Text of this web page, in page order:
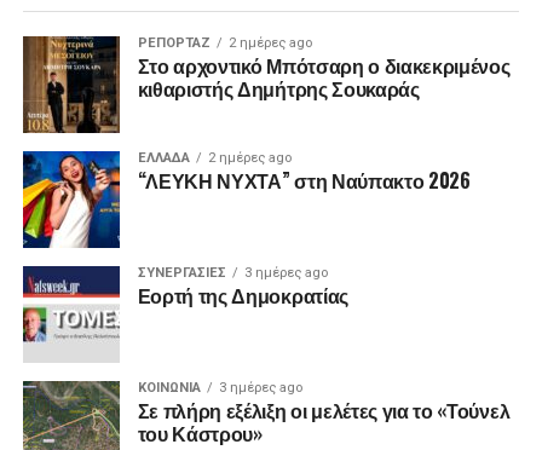
ΡΕΠΟΡΤΑΖ 2 ημέρες ago
Στο αρχοντικό Μπότσαρη ο διακεκριμένος
κιθαριστής Δημήτρης Σουκαράς
ΕΛΛΑΔΑ 2 ημέρες ago
“ΛΕΥΚΗ ΝΥΧΤΑ” στη Ναύπακτο 2026
ΣΥΝΕΡΓΑΣΙΕΣ 3 ημέρες ago
Εορτή της Δημοκρατίας
ΚΟΙΝΩΝΙΑ 3 ημέρες ago
Σε πλήρη εξέλιξη οι μελέτες για το «Τούνελ
του Κάστρου»